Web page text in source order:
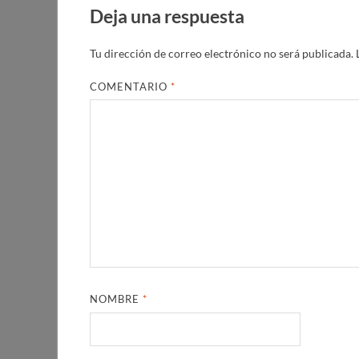
Deja una respuesta
Tu dirección de correo electrónico no será publicada.
COMENTARIO*
NOMBRE*